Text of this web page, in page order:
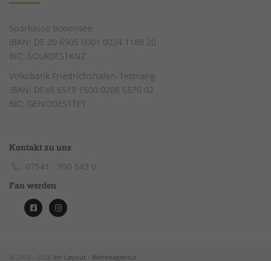
Sparkasse Bodensee
IBAN: DE 20 6905 0001 0024 1188 20
BIC: SOLADES1KNZ
Volksbank Friedrichshafen-Tettnang
IBAN: DE48 6519 1500 0208 6570 02
BIC: GENODES1TET
Kontakt zu uns
07541 - 950 543 0
Fan werden
© 2005 - 2026 Ihr Layout - Werbeagentur